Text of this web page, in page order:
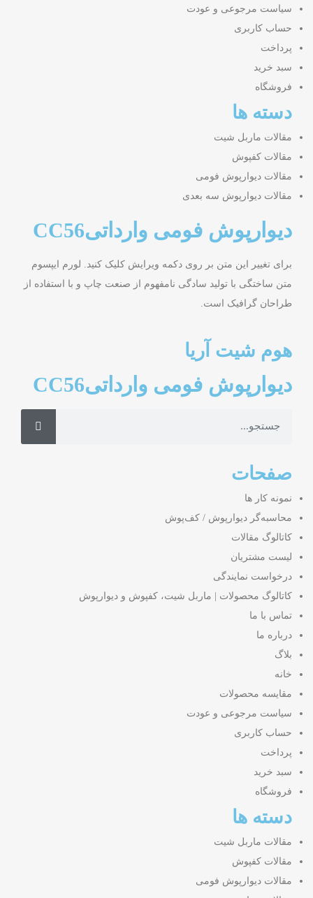
سیاست مرجوعی و عودت
حساب کاربری
پرداخت
سبد خرید
فروشگاه
دسته ها
مقالات ماربل شیت
مقالات کفپوش
مقالات دیوارپوش فومی
مقالات دیوارپوش سه بعدی
دیوارپوش فومی وارداتیCC56
برای تغییر این متن بر روی دکمه ویرایش کلیک کنید. لورم ایپسوم
متن ساختگی با تولید سادگی نامفهوم از صنعت چاپ و با استفاده از
طراحان گرافیک است.
هوم شیت آریا
دیوارپوش فومی وارداتیCC56
صفحات
نمونه کار ها
محاسبه‌گر دیوارپوش / کف‌پوش
کاتالوگ مقالات
لیست مشتریان
درخواست نمایندگی
کاتالوگ محصولات | ماربل شیت، کفپوش و دیوارپوش
تماس با ما
درباره ما
بلاگ
خانه
مقایسه محصولات
سیاست مرجوعی و عودت
حساب کاربری
پرداخت
سبد خرید
فروشگاه
دسته ها
مقالات ماربل شیت
مقالات کفپوش
مقالات دیوارپوش فومی